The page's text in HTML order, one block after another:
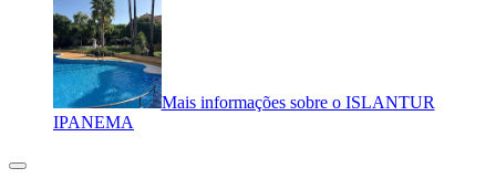
Mais informações sobre o ISLANTUR
IPANEMA